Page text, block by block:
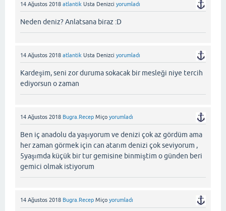
14 Ağustos 2018 atlantik Usta Denizci yorumladı
Neden deniz? Anlatsana biraz :D
14 Ağustos 2018 atlantik Usta Denizci yorumladı
Kardeşim, seni zor duruma sokacak bir mesleği niye tercih
ediyorsun o zaman
14 Ağustos 2018 Bugra.Recep Miço yorumladı
Ben iç anadolu da yaşıyorum ve denizi çok az gördüm ama
her zaman görmek için can atarım denizi çok seviyorum ,
5yaşımda küçük bir tur gemisine binmiştim o günden beri
gemici olmak istiyorum
14 Ağustos 2018 Bugra.Recep Miço yorumladı